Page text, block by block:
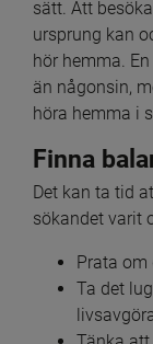
sätt. Att
ursprung kan
hör hemma.
än någonsin,
höra hemma i
Finna
Det kan ta tid
sökandet varit
Prata
Ta det